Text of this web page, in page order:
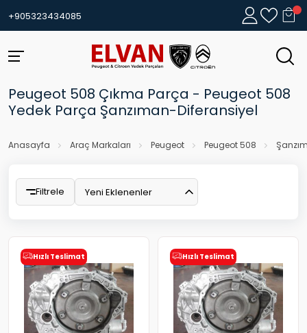
+905323434085
Peugeot 508 Çıkma Parça - Peugeot 508
Yedek Parça Şanzıman-Diferansiyel
Anasayfa Araç Markaları Peugeot Peugeot 508
Filtrele Yeni Eklenenler
Hızlı Teslimat Hızlı Teslimat